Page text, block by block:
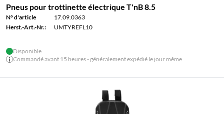
Pneus pour trottinette électrique T'nB 8.5
N° d'article
17.09.0363
Herst.-Art.-Nr.:
UMTYREFL10
Disponible
Commandé avant 15 heures - généralement expédié le jour même